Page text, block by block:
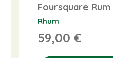
Foursquare
Rhum
59,00 €